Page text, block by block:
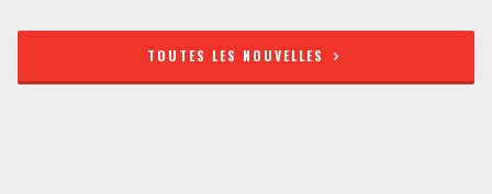
TOUTES LES NOUVELLES